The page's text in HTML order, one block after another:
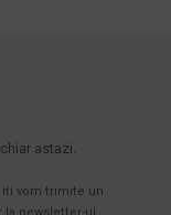
astazi.
iti vom trimite un
la newsletter-ul